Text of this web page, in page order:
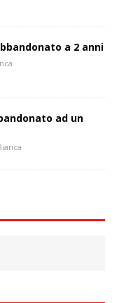
a 2 anni
ad un